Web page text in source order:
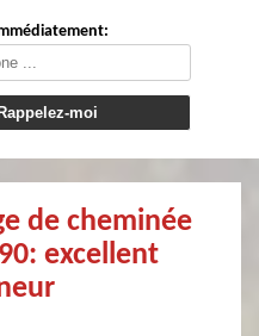
de cheminée
excellent